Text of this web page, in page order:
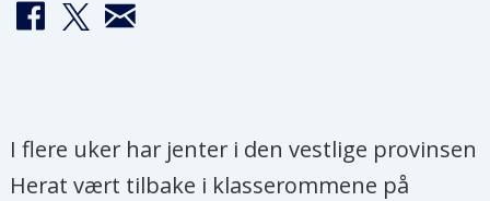
I flere uker har jenter i den vestlige provinsen
Herat vært tilbake i klasserommene på